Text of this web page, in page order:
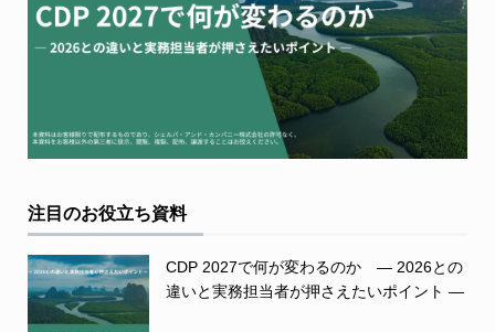
注目のお役立ち資料
CDP 2027で何が変わるのか ― 2026との
違いと実務担当者が押さえたいポイント ―